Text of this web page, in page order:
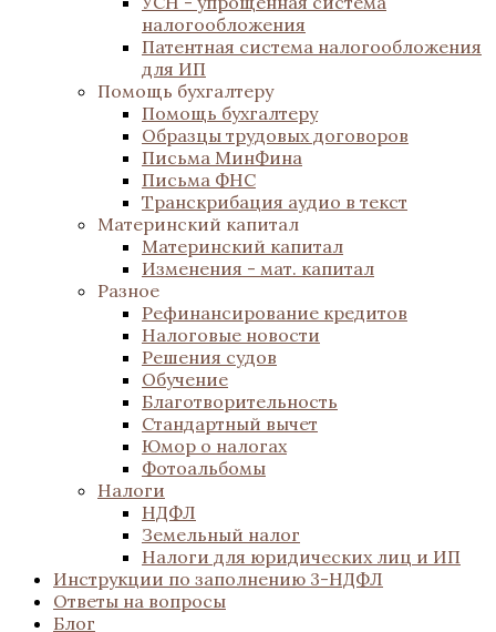
налогообложения
Патентная система налогообложения
для ИП
Помощь бухгалтеру
Помощь бухгалтеру
Образцы трудовых договоров
Письма МинФина
Письма ФНС
Транскрибация аудио в текст
Материнский капитал
Материнский капитал
Изменения - мат. капитал
Разное
Рефинансирование кредитов
Налоговые новости
Решения судов
Обучение
Благотворительность
Стандартный вычет
Юмор о налогах
Фотоальбомы
Налоги
НДФЛ
Земельный налог
Налоги для юридических лиц и ИП
Инструкции по заполнению 3-НДФЛ
Ответы на вопросы
Блог